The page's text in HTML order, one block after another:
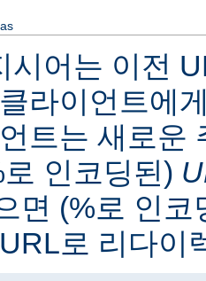
시어는 이전
라이언트에
트는 새로운
인코딩된)
면 (%로 인
로 리다이